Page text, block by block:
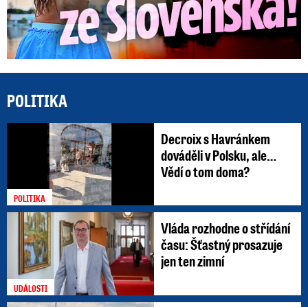
POLITIKA
POLITIKA
Decroix s Havránkem
dováděli v Polsku, ale…
Vědí o tom doma?
UDÁLOSTI
Vláda rozhodne o střídání
času: Šťastný prosazuje
jen ten zimní